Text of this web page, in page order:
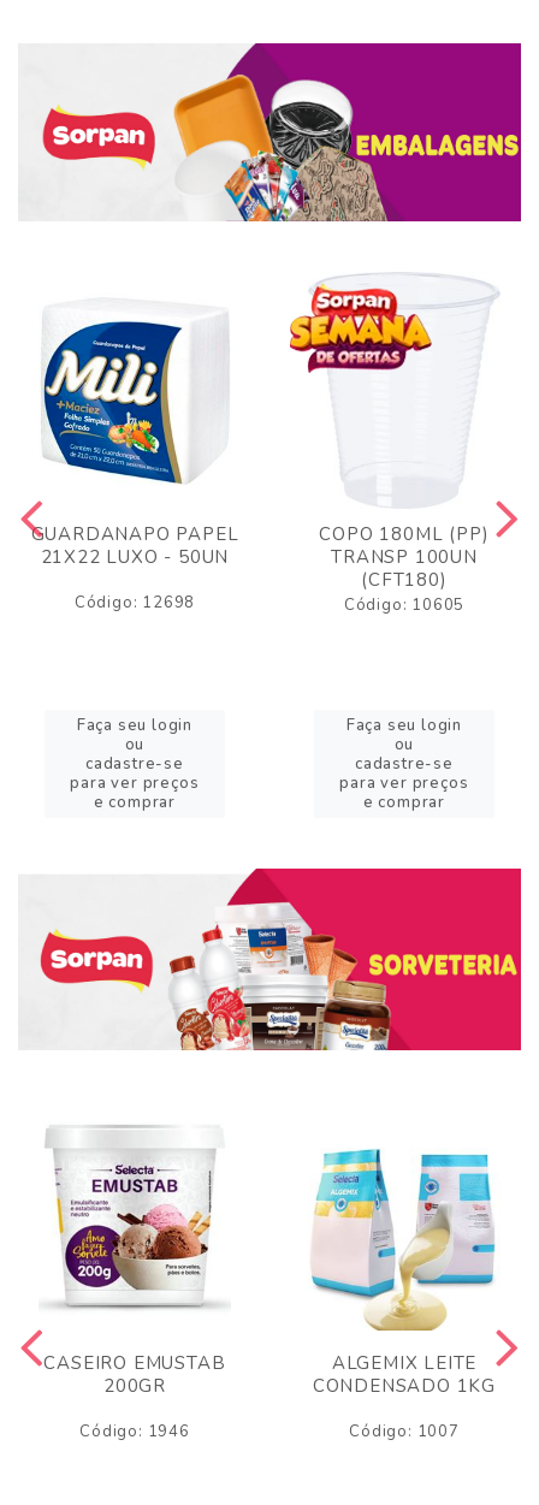
GUARDANAPO PAPEL
21X22 LUXO - 50UN
Código: 12698
Faça seu login
ou
cadastre-se
para ver preços
e comprar
COPO 180ML (PP)
TRANSP 100UN
(CFT180)
Código: 10605
Faça seu login
ou
cadastre-se
para ver preços
e comprar
CASEIRO EMUSTAB
200GR
Código: 1946
ALGEMIX LEITE
CONDENSADO 1KG
Código: 1007